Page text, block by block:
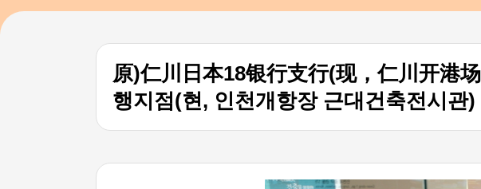
原)仁川日本18银行支行(现，仁川开港
행지점(현, 인천개항장 근대건축전시관)